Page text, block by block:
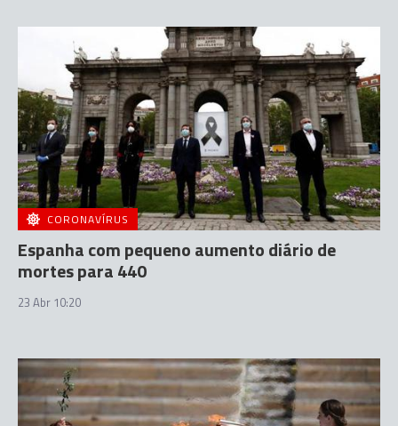
CORONAVÍRUS
Espanha com pequeno aumento diário de
mortes para 440
23 Abr 10:20